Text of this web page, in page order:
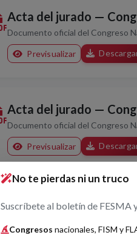
Acta del jurado —
Documento oficial del Congreso
Previsualizar
Acta del jurado —
Documento oficial del Congreso
Previsualizar
Acta del jurado —
No te pierdas ni un truco
Suscríbete al boletín de FESMA
Congresos nacionales, FISM y